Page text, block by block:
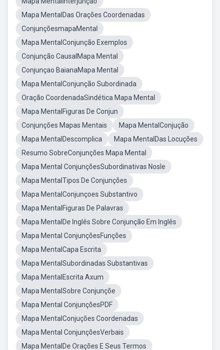
Mapa MentalDas Orações Coordenadas
ConjunçõesmapaMental
Mapa MentalConjunção Exemplos
Conjunção CausalMapa Mental
Conjunçao BaianaMapa Mental
Mapa MentalConjunção Subordinada
Oração CoordenadaSindética Mapa Mental
Mapa MentalFiguras De Conjun
Conjunções Mapas Mentais
Mapa MentalConjução
Mapa MentalDescomplica
Mapa MentalDas Locuções
Resumo SobreConjunções Mapa Mental
Mapa Mental ConjunçõesSubordinativas Nosle
Mapa MentalTipos De Conjunções
Mapa MentalConjunçoes Substantivo
Mapa MentalFiguras De Palavras
Mapa MentalDe Inglês Sobre Conjunção Em Inglês
Mapa Mental ConjunçõesFunções
Mapa MentalCapa Escrita
Mapa MentalSubordinadas Substantivas
Mapa MentalEscrita Axum
Mapa MentalSobre Conjunçõe
Mapa Mental ConjunçõesPDF
Mapa MentalConjuções Coordenadas
Mapa Mental ConjunçõesVerbais
Mapa MentalDe Orações E Seus Termos